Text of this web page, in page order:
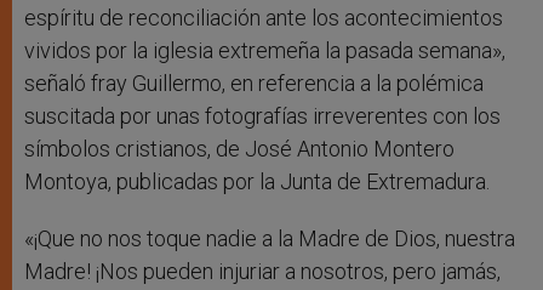
espíritu de reconciliación ante los acontecimientos
vividos por la iglesia extremeña la pasada semana»,
señaló fray Guillermo, en referencia a la polémica
suscitada por unas fotografías irreverentes con los
símbolos cristianos, de José Antonio Montero
Montoya, publicadas por la Junta de Extremadura.
«¡Que no nos toque nadie a la Madre de Dios, nuestra
Madre! ¡Nos pueden injuriar a nosotros, pero jamás,